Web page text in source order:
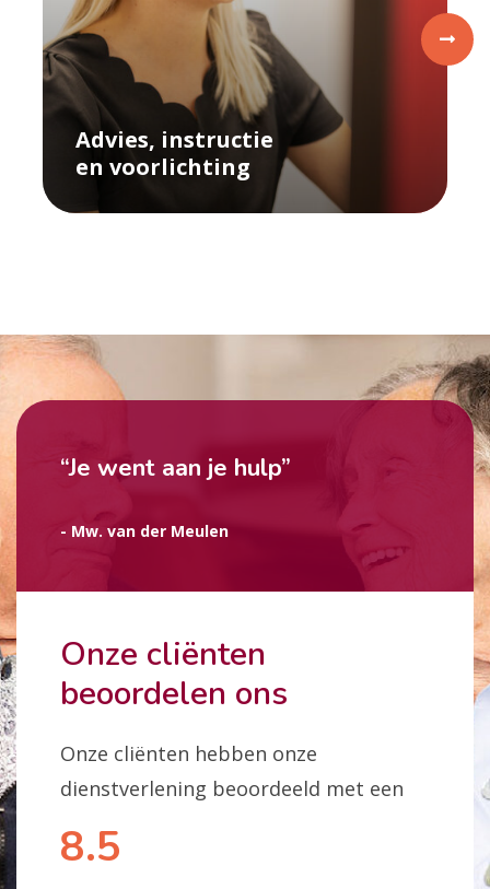
Advies, instructie
en voorlichting
Onze cliënten
beoordelen ons
Onze cliënten hebben onze
dienstverlening beoordeeld met een
8.5
“Je went aan je hulp”
- Mw. van der Meulen